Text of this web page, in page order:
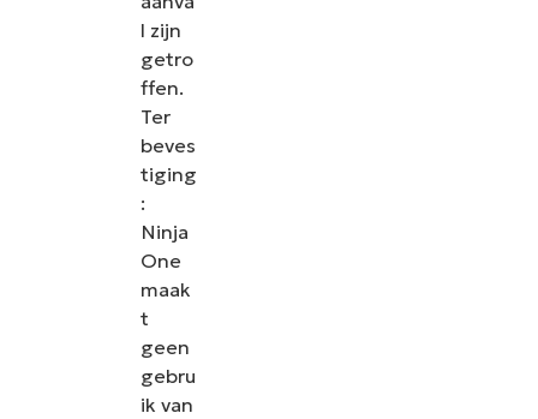
l zijn
getro
ffen.
Ter
beves
tiging
:
Ninja
One
maak
t
geen
gebru
ik van